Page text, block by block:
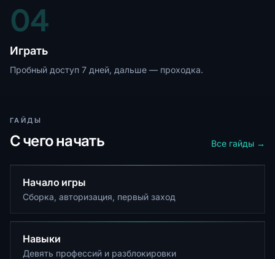
04
Играть
Пробный доступ 7 дней, дальше — проходка.
ГАЙДЫ
С чего начать Все гайды →
Начало игры
Сборка, авторизация, первый заход
Навыки
Девять профессий и разблокировки